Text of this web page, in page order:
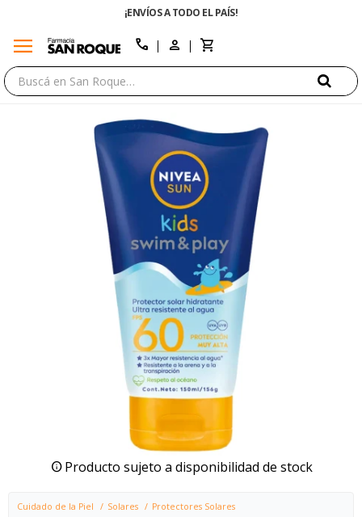
¡ENVÍOS A TODO EL PAÍS!
menu call
Producto sujeto a disponibilidad de stock
Cuidado de la Piel Solares Protectores Solares
close